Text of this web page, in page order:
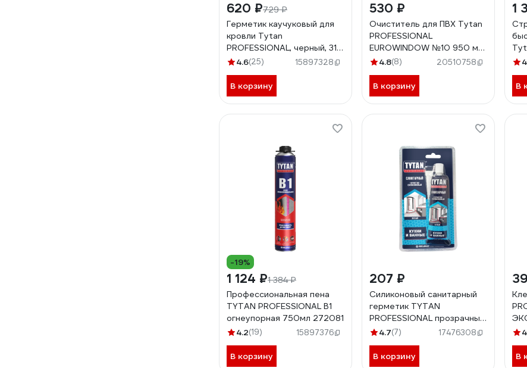
620 ₽729 ₽
Герметик каучуковый для
кровли Tytan
PROFESSIONAL, черный, 310
мл. 282548
4.6(25) 15897328
В корзину
530 ₽
Очиститель для ПВХ Tytan
PROFESSIONAL
EUROWINDOW №10 950 мл
10870 234904
4.8(8) 20510758
В корзину
1
В
-19%
1 124 ₽1 384 ₽
Профессиональная пена
TYTAN PROFESSIONAL В1
огнеупорная 750мл 272081
4.2(19) 15897376
В корзину
207 ₽
Силиконовый санитарный
герметик TYTAN
PROFESSIONAL прозрачный,
85 мл 17649 270880
4.7(7) 17476308
В корзину В